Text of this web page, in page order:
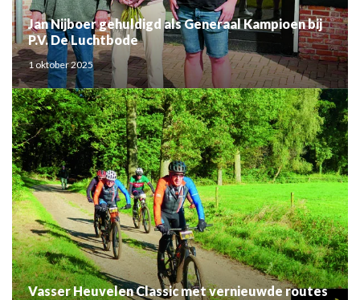
Jan Nijboer gehuldigd als Generaal Kampioen bij
P.V. De Luchtbode
1 oktober 2025
Vasser Heuvelen Classic met vernieuwde routes